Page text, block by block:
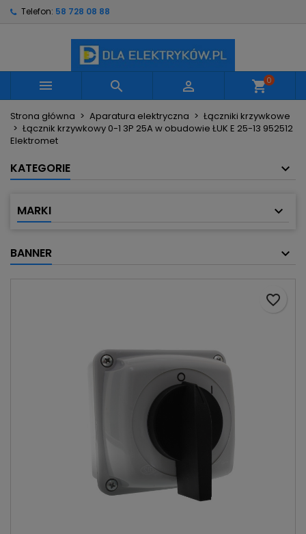
Telefon: 58 728 08 88
   shopping_cart0
Strona główna Aparatura elektryczna
Łączniki krzywkowe
Łącznik krzywkowy 0-1 3P 25A w obudowie ŁUK E 25-13 952512
Elektromet
KATEGORIE
MARKI
BANNER
favorite_border
Utwórz nową listę
Nazwa listy życzeń
Anuluj Utwórz listę życzeń
Musisz być zalogowany by zapisać produkty na
swojej liście życzeń.
Anuluj Zaloguj się